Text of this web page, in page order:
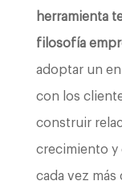
herramienta
filosofía
adoptar un
con los
construir
crecimiento y
cada vez